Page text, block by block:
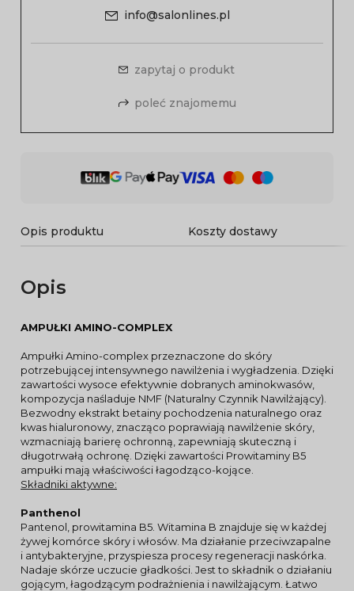
info@salonlines.pl
zapytaj o produkt
poleć znajomemu
Opis produktu Koszty dostawy
Opis
AMPUŁKI AMINO-COMPLEX
Ampułki Amino-complex przeznaczone do skóry
potrzebującej intensywnego nawilżenia i wygładzenia. Dzięki
zawartości wysoce efektywnie dobranych aminokwasów,
kompozycja naśladuje NMF (Naturalny Czynnik Nawilżający).
Bezwodny ekstrakt betainy pochodzenia naturalnego oraz
kwas hialuronowy, znacząco poprawiają nawilżenie skóry,
wzmacniają barierę ochronną, zapewniają skuteczną i
długotrwałą ochronę. Dzięki zawartości Prowitaminy B5
ampułki mają właściwości łagodząco-kojące.
Składniki aktywne:
Panthenol
Pantenol, prowitamina B5. Witamina B znajduje się w każdej
żywej komórce skóry i włosów. Ma działanie przeciwzapalne
i antybakteryjne, przyspiesza procesy regeneracji naskórka.
Nadaje skórze uczucie gładkości. Jest to składnik o działaniu
gojącym, łagodzącym podrażnienia i nawilżającym. Łatwo